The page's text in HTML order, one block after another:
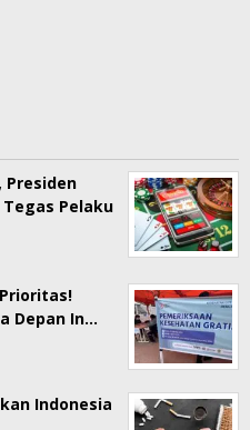
Presiden
Pelaku
Depan In…
Indonesia